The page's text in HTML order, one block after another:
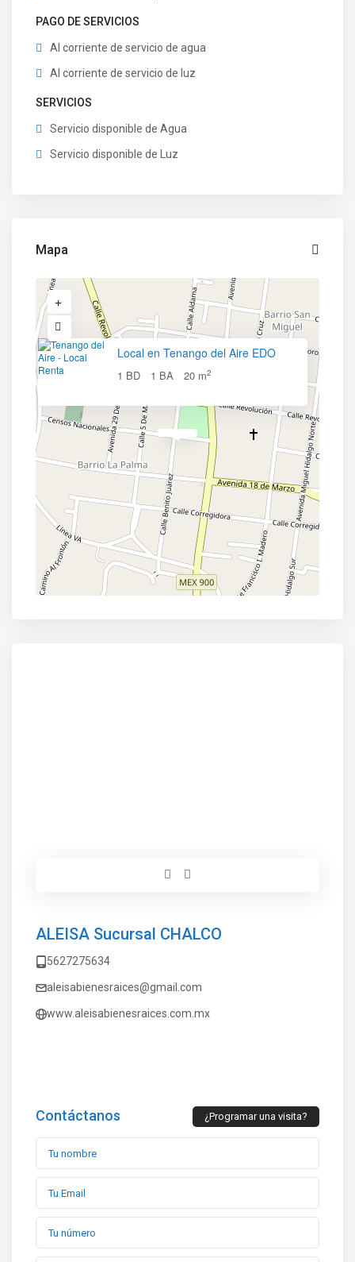
PAGO DE SERVICIOS
Al corriente de servicio de agua
Al corriente de servicio de luz
SERVICIOS
Servicio disponible de Agua
Servicio disponible de Luz
Mapa
Local en Tenango del Aire EDO
1 BD 1 BA 20 m2
ALEISA Sucursal CHALCO
5627275634
aleisabienesraices@gmail.com
www.aleisabienesraices.com.mx
Contáctanos ¿Programar una visita?